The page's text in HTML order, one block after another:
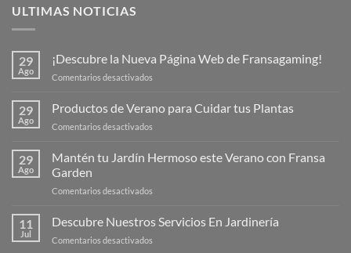
ULTIMAS NOTICIAS
29
Ago
¡Descubre la Nueva Página Web de Fransagaming!
Comentarios desactivados
Nueva
de
29
Ago
Productos de Verano para Cuidar tus Plantas
Comentarios desactivados
de
Plantas
29
Ago
Mantén tu Jardín Hermoso este Verano con Fransa
Garden
Comentarios desactivados
tu
11
Jul
Descubre Nuestros Servicios En Jardinería
Comentarios desactivados